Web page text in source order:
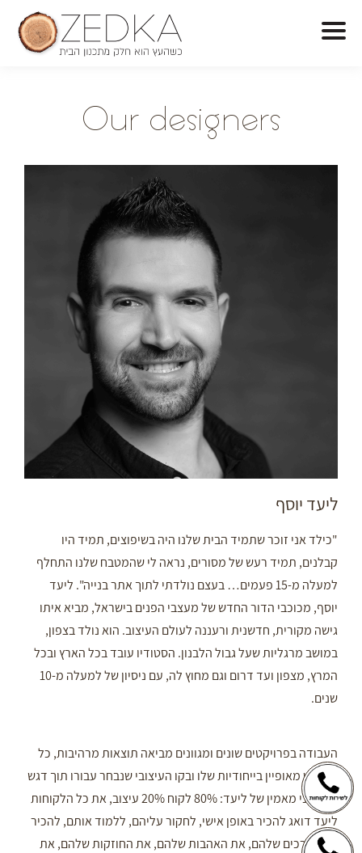
Our designers
ליעד יוסף
"כילד אני זוכר שתמיד הבית שלנו היה בשיפוצים, תמיד היו
קבלנים, תמיד רעש של מסורים, נראה לי שהמטבח שלנו התחלף
למעלה מ-15 פעמים… בעצם נולדתי לתוך אתר בנייה". ליעד
יוסף, מכוכבי הדור החדש של מעצבי הפנים בישראל, מביא איתו
גישה מקורית, חדשנית ורעננה לעולם העיצוב. הוא נולד בצפון,
במושב מרגליות שעל גבול הלבנון. הסטודיו עובד בכל הארץ ובכל
המרץ, מצפון ועד דרום וגם מחוץ לה, עם ניסיון של למעלה מ-10
שנים.
העבודה בפרויקטים שונים ומגוונים מביאה תוצאות מרהיבות, כל
פרויקט מאופיין בייחודיות שלו ובקו העיצובי שנבחר עבורו תוך דגש
על האני מאמין של ליעד: 80% לקוח 20% עיצוב, את כל הלקוחות
ליעד דואג להכיר באופן אישי, לחקור עליהם, ללמוד אותם, להכיר
את הצרכים שלהם, את האהבות שלהם, את החוזקות שלהם, את